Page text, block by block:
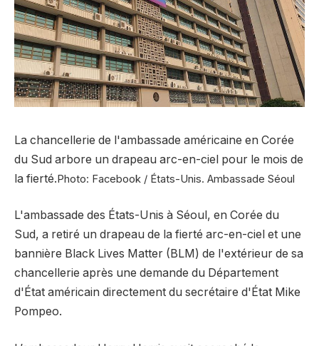
La chancellerie de l'ambassade américaine en Corée
du Sud arbore un drapeau arc-en-ciel pour le mois de
la fierté.Photo: Facebook / États-Unis. Ambassade Séoul
L'ambassade des États-Unis à Séoul, en Corée du
Sud, a retiré un drapeau de la fierté arc-en-ciel et une
bannière Black Lives Matter (BLM) de l'extérieur de sa
chancellerie après une demande du Département
d'État américain directement du secrétaire d'État Mike
Pompeo.